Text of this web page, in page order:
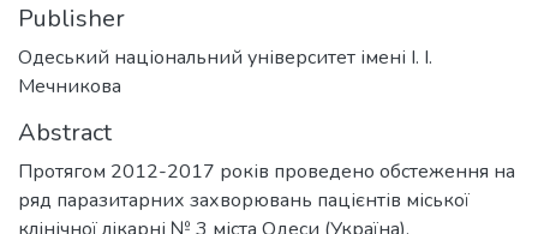
Publisher
Одеський національний університет імені І. І.
Мечникова
Abstract
Протягом 2012-2017 років проведено обстеження на
ряд паразитарних захворювань пацієнтів міської
клінічної лікарні № 3 міста Одеси (Україна).